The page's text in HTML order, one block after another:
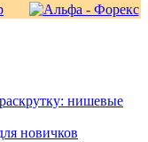
нишевые
новичков